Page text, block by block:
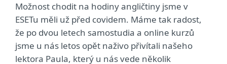
Možnost chodit na hodiny angličtiny jsme v
ESETu měli už před covidem. Máme tak radost,
že po dvou letech samostudia a online kurzů
jsme u nás letos opět naživo přivítali našeho
lektora Paula, který u nás vede několik